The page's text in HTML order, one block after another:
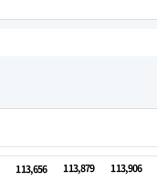
113,906
113,906
113,879
113,879
113,656
113,656